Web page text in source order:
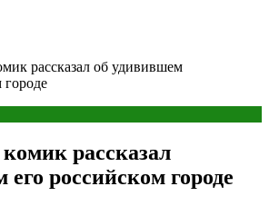
рассказал об удивившем
городе
рассказал
российском городе